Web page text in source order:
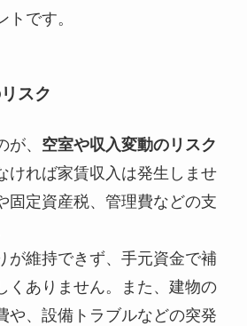
トです。
スク
、 空室や収入変動のリスク
ければ家賃収入は発生しませ
固定資産税、管理費などの支
が維持できず、手元資金で補
くありません。また、建物の
や、設備トラブルなどの突発